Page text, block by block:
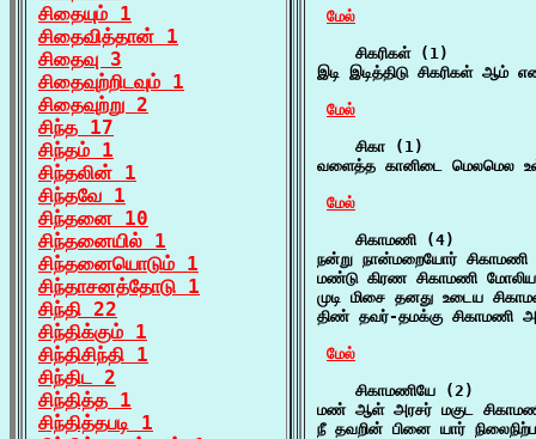
சிதையும் 1
சிதைவித்தான் 1
சிதைவு 3
சிதைவுற்றிடவும் 1
சிதைவுற்று 2
சிந்த 17
சிந்தம் 1
சிந்தலின் 1
சிந்தவே 1
சிந்தனை 10
சிந்தனையில் 1
சிந்தனையொடும் 1
சிந்தாசனத்தோடு 1
சிந்தி 22
சிந்திக்கும் 1
சிந்திசிந்தி 1
சிந்திட 2
சிந்தித்த 1
சிந்தித்தபடி 1
மேல்
    சிகரிகள் (1)
இடி இடித்திடு சிகரிகள்
மேல்
    சிகா (1)
வளைத்த கானிடை மெலமெல
மேல்
    சிகாமணி (4)
நன்று நான்மறையோர்
மண்டு கிரண சிகாமணி
முடி மிசை தனது உடைய
திண் தவர்-தமக்கு சிகாமணி
மேல்
    சிகாமணியே (2)
மண் ஆள் அரசர் மகுட
நீ தவறின் பினை யார்